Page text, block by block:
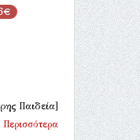
Παιδεία]
Περισσότερα